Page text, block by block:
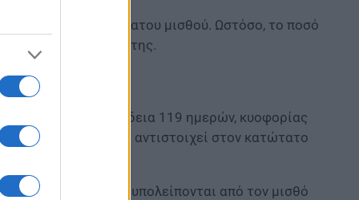
το ύψος του κατώτατου μισθού. Ωστόσο, το ποσό
αποδοχές της.
1.700 ευρώ και άδεια 119 ημερών, κυοφορίας
Το ποσό αυτό αντιστοιχεί στον κατώτατο
ευρώ μεικτά που υπολείπονται από τον μισθό